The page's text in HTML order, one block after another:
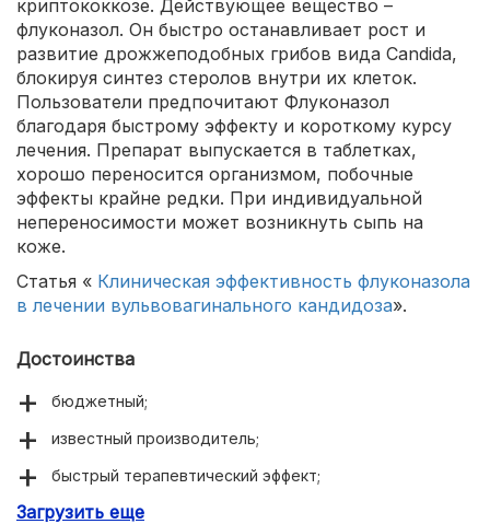
криптококкозе. Действующее вещество –
флуконазол. Он быстро останавливает рост и
развитие дрожжеподобных грибов вида Candida,
блокируя синтез стеролов внутри их клеток.
Пользователи предпочитают Флуконазол
благодаря быстрому эффекту и короткому курсу
лечения. Препарат выпускается в таблетках,
хорошо переносится организмом, побочные
эффекты крайне редки. При индивидуальной
непереносимости может возникнуть сыпь на
коже.
Статья « Клиническая эффективность флуконазола
в лечении вульвовагинального кандидоза».
Достоинства
бюджетный;
известный производитель;
быстрый терапевтический эффект;
широкий спектр заболеваний;
Загрузить еще